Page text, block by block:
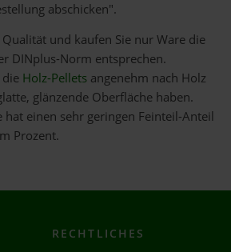
abschicken".
und kaufen Sie nur Ware die
DINplus-Norm entsprechen.
Holz-Pellets angenehm nach Holz
glänzende Oberfläche haben.
hat einen sehr geringen Feinteil-Anteil
Prozent.
RECHTLICHES